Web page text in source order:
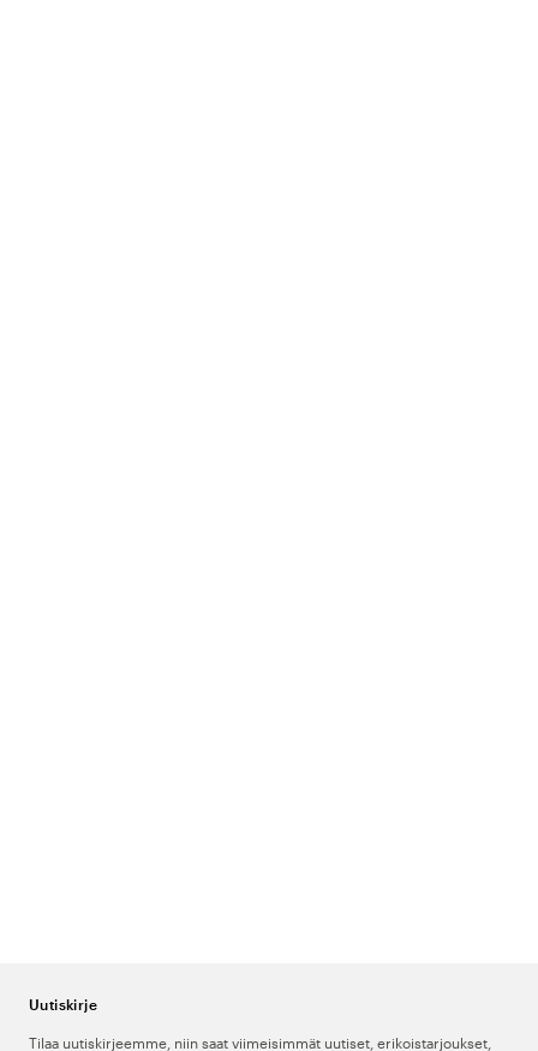
Uutiskirje
Tilaa uutiskirjeemme, niin saat viimeisimmät uutiset, erikoistarjoukset,